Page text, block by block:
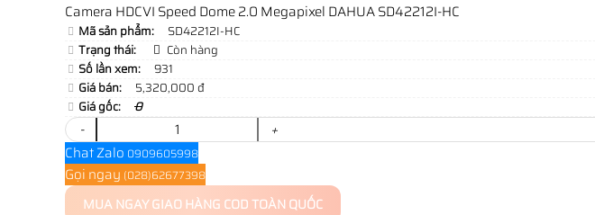
Camera HDCVI Speed Dome 2.0 Megapixel DAHUA SD42212I-HC
Mã sản phẩm:
SD42212I-HC
Trạng thái:
Còn hàng
Số lần xem:
931
Giá bán:
5,320,000 đ
Giá gốc:
0
-
+
Chat Zalo 0909605998
Gọi ngay (028)62677398
MUA NGAYGIAO HÀNG COD TOÀN QUỐC